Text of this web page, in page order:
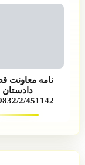
نامه معاونت
دادستان
2/451142